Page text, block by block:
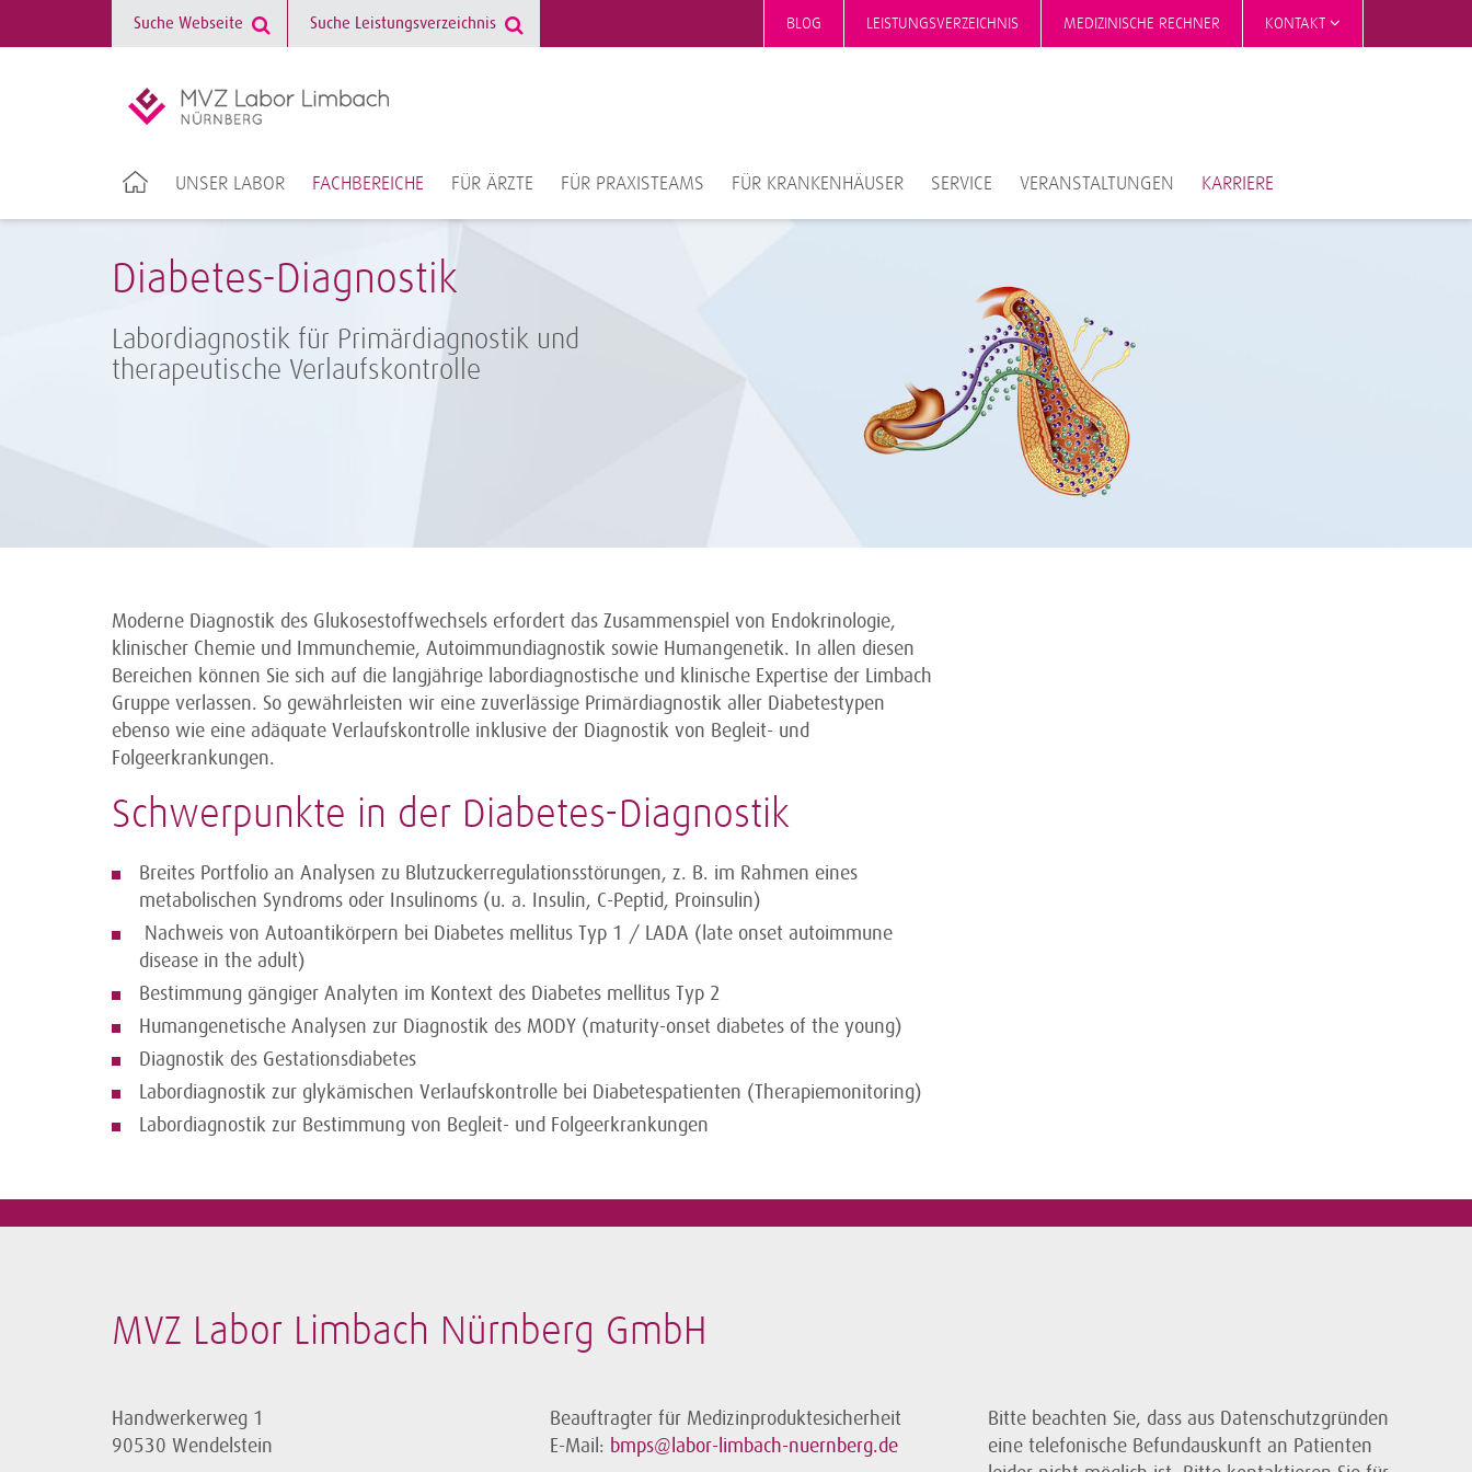
BLOG LEISTUNGSVERZEICHNIS MEDIZINISCHE RECHNER KONTAKT
UNSER LABOR FACHBEREICHE FÜR ÄRZTE FÜR PRAXISTEAMS FÜR KRANKENHÄUSER SERVICE VERANSTALTUNGEN KARRIERE
Diabetes-Diagnostik
Labordiagnostik für Primärdiagnostik und
therapeutische Verlaufskontrolle
Moderne Diagnostik des Glukosestoffwechsels erfordert das Zusammenspiel von Endokrinologie,
klinischer Chemie und Immunchemie, Autoimmundiagnostik sowie Humangenetik. In allen diesen
Bereichen können Sie sich auf die langjährige labordiagnostische und klinische Expertise der Limbach
Gruppe verlassen. So gewährleisten wir eine zuverlässige Primärdiagnostik aller Diabetestypen
ebenso wie eine adäquate Verlaufskontrolle inklusive der Diagnostik von Begleit- und
Folgeerkrankungen.
Schwerpunkte in der Diabetes-Diagnostik
Breites Portfolio an Analysen zu Blutzuckerregulationsstörungen, z. B. im Rahmen eines
metabolischen Syndroms oder Insulinoms (u. a. Insulin, C-Peptid, Proinsulin)
Nachweis von Autoantikörpern bei Diabetes mellitus Typ 1 / LADA (late onset autoimmune
disease in the adult)
Bestimmung gängiger Analyten im Kontext des Diabetes mellitus Typ 2
Humangenetische Analysen zur Diagnostik des MODY (maturity-onset diabetes of the young)
Diagnostik des Gestationsdiabetes
Labordiagnostik zur glykämischen Verlaufskontrolle bei Diabetespatienten (Therapiemonitoring)
Labordiagnostik zur Bestimmung von Begleit- und Folgeerkrankungen
MVZ Labor Limbach Nürnberg GmbH
Handwerkerweg 1
90530 Wendelstein
Beauftragter für Medizinproduktesicherheit
E-Mail: bmps@labor-limbach-nuernberg.de
Bitte beachten Sie, dass aus Datenschutzgründen
eine telefonische Befundauskunft an Patienten